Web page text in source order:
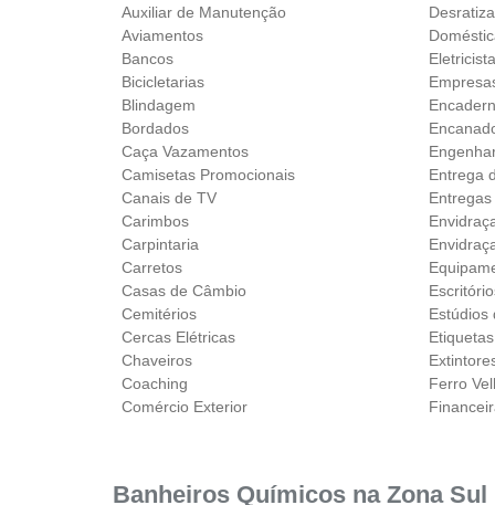
Auxiliar de Manutenção
Aviamentos
Bancos
Bicicletarias
Blindagem
Bordados
Caça Vazamentos
Camisetas Promocionais
Canais de TV
Carimbos
Carpintaria
Carretos
Casas de Câmbio
Cemitérios
Cercas Elétricas
Chaveiros
Coaching
Comércio Exterior
Entrega
Estúdios
Etiquetas
Ferro
Banheiros Químicos na Zona Sul